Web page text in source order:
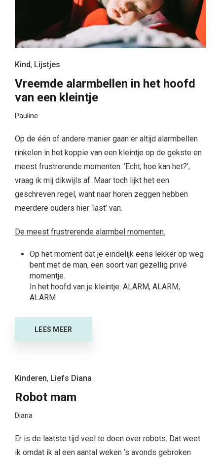
Kind, Lijstjes
Vreemde alarmbellen in het hoofd
van een kleintje
Pauline
Op de één of andere manier gaan er altijd alarmbellen
rinkelen in het koppie van een kleintje op de gekste en
meest frustrerende momenten. ‘Echt, hoe kan het?’,
vraag ik mij dikwijls af. Maar toch lijkt het een
geschreven regel, want naar horen zeggen hebben
meerdere ouders hier ‘last’ van.
De meest frustrerende alarmbel momenten.
Op het moment dat je eindelijk eens lekker op weg
bent met de man, een soort van gezellig privé
momentje.
In het hoofd van je kleintje: ALARM, ALARM,
ALARM
LEES MEER
Kinderen, Liefs Diana
Robot mam
Diana
Er is de laatste tijd veel te doen over robots. Dat weet
ik omdat ik al een aantal weken ‘s avonds gebroken